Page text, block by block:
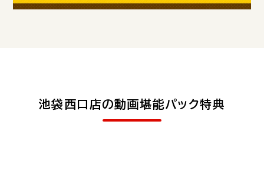
池袋西口店の動画堪能パック特典